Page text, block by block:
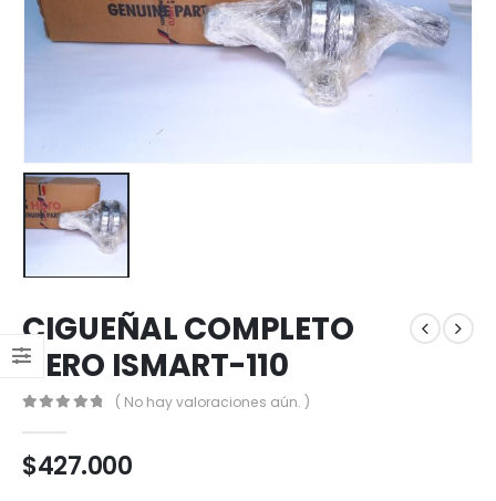
CIGUEÑAL COMPLETO
HERO ISMART-110
( No hay valoraciones aún. )
$427.000